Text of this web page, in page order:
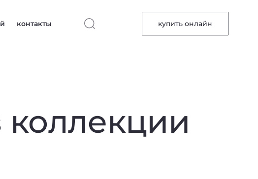
контакты купить онлайн
коллекции